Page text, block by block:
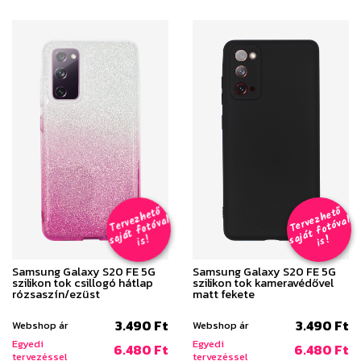
T
er
v
e
z
h
e
t
ő
s
aj
á
t
f
o
t
ó
v
al
i
s
!
Samsung Galaxy S20 FE 5G
szilikon tok csillogó hátlap
rózsaszín/ezüst
Webshop ár 3.490 Ft
Egyedi
tervezéssel
6.480 Ft
T
er
v
e
z
h
e
t
ő
s
aj
á
t
f
o
t
ó
v
al
i
s
!
Samsung Galaxy S20 FE 5G
szilikon tok kameravédővel
matt fekete
Webshop ár 3.490 Ft
Egyedi
tervezéssel
6.480 Ft